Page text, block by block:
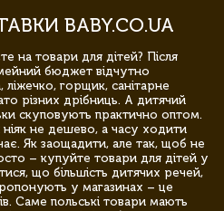
BABY.CO.UA
на товари для дітей? Після
бюджет відчутно
горщик, санітарне
різних дрібниць. А дитячий
скуповують практично оптом.
не дешево, а часу ходити
Як заощадити, але так, щоб не
– купуйте товари для дітей у
що більшість дитячих речей,
у магазинах – це
Саме польські товари мають